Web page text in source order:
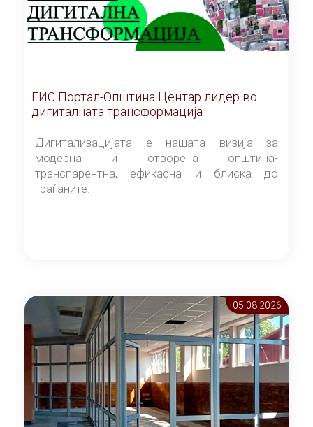
ГИС Портал-Општина Центар лидер во
дигиталната трансформација
Дигитализацијата е нашата визија за
модерна и отворена општина-
транспарентна, ефикасна и блиска до
граѓаните.
05.08 2026